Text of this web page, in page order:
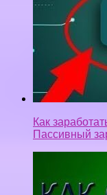
Как
Пассивный